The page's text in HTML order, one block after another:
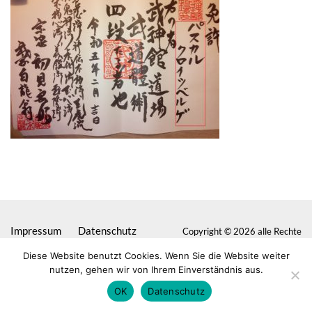
Impressum Datenschutz
Copyright © 2026 alle Rechte
Seligenstadt
Diese Website benutzt Cookies. Wenn Sie die Website weiter
nutzen, gehen wir von Ihrem Einverständnis aus.
OK
Datenschutz